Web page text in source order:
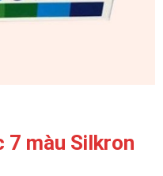
7 màu Silkron